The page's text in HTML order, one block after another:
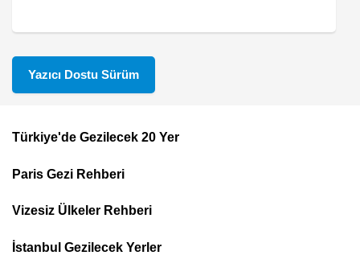
Yazıcı Dostu Sürüm
Top
Menu
Türkiye'de Gezilecek 20 Yer
Paris Gezi Rehberi
Vizesiz Ülkeler Rehberi
İstanbul Gezilecek Yerler